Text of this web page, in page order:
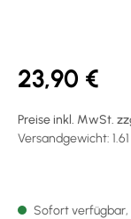
23,90 €
Preise inkl. MwSt.
Versandgewicht:
Sofort